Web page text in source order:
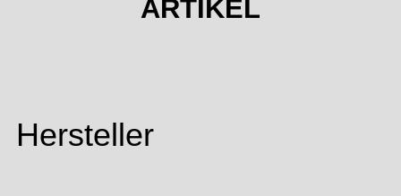
ARTIKEL
Hersteller